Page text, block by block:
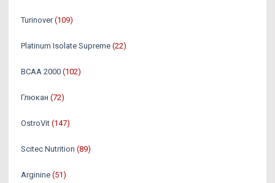
Turinover (109)
Platinum Isolate Supreme (22)
BCAA 2000 (102)
Глюкан (72)
OstroVit (147)
Scitec Nutrition (89)
Arginine (51)